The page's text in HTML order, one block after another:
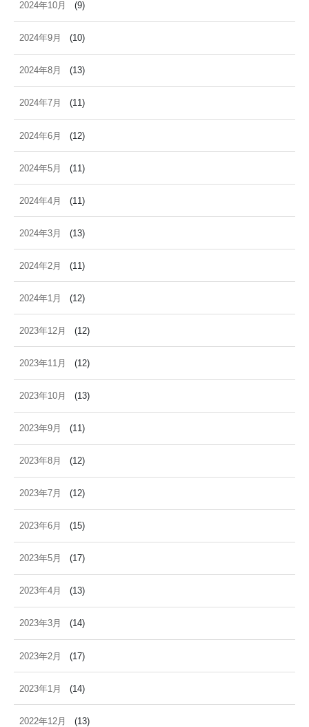
2024年10月 (9)
2024年9月 (10)
2024年8月 (13)
2024年7月 (11)
2024年6月 (12)
2024年5月 (11)
2024年4月 (11)
2024年3月 (13)
2024年2月 (11)
2024年1月 (12)
2023年12月 (12)
2023年11月 (12)
2023年10月 (13)
2023年9月 (11)
2023年8月 (12)
2023年7月 (12)
2023年6月 (15)
2023年5月 (17)
2023年4月 (13)
2023年3月 (14)
2023年2月 (17)
2023年1月 (14)
2022年12月 (13)